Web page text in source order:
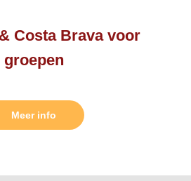
Costa Brava voor
groepen
Meer info